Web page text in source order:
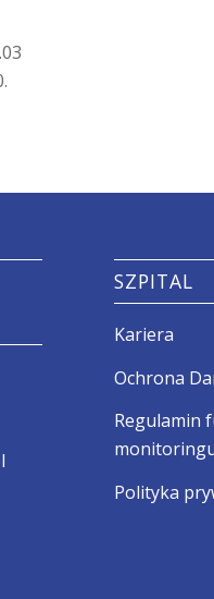
SZPITAL
Kariera
Ochrona
Regulamin
Polityka